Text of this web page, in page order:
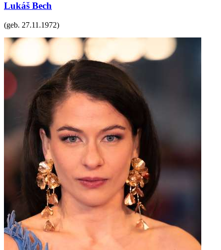
Lukáš Bech
(geb. 27.11.1972)